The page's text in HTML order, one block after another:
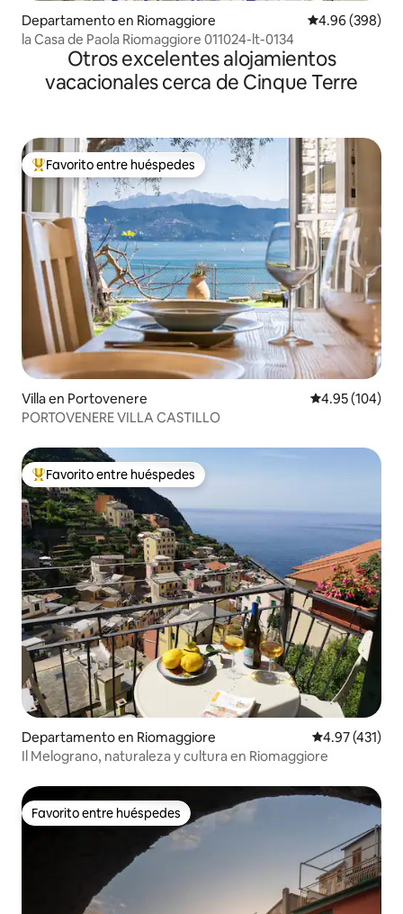
Departamento en Riomaggiore Calificación
4.96 (398)
la Casa de Paola Riomaggiore 011024-lt-0134
Otros excelentes alojamientos
vacacionales cerca de Cinque Terre
De los mejores en Favorito entre huéspedes
Favorito entre huéspedes
Villa en Portovenere Calificación
4.95 (104)
PORTOVENERE VILLA CASTILLO
De los mejores en Favorito entre huéspedes
Favorito entre huéspedes
Departamento en Riomaggiore Calificación
4.97 (431)
Il Melograno, naturaleza y cultura en Riomaggiore
Favorito entre huéspedes
Favorito entre huéspedes